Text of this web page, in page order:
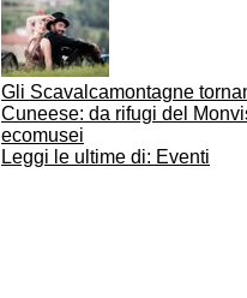
Gli Scavalcamontagne
Cuneese: da rifugi del
ecomusei
Leggi le ultime di: Eventi